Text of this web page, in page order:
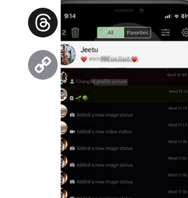
Facebook
Threads
Copy
Link